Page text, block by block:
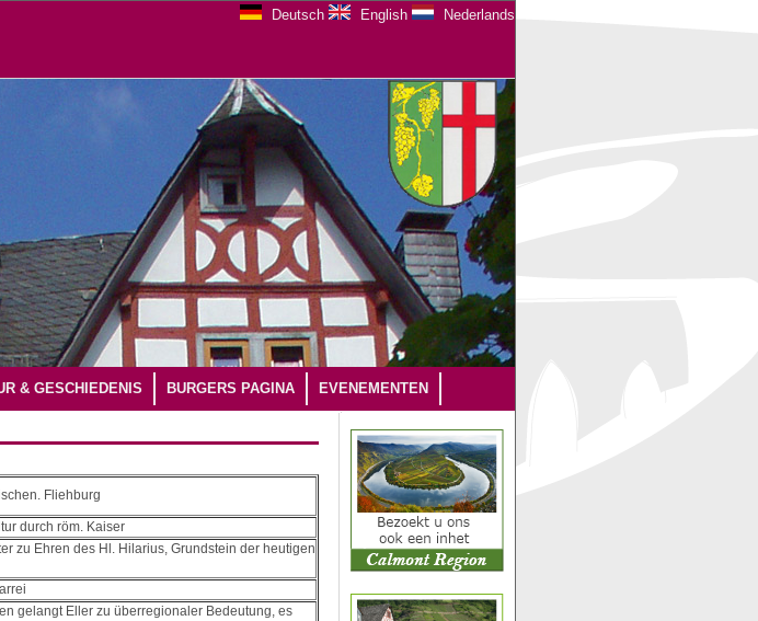
Deutsch English Nederlands
& GESCHIEDENIS BURGERS PAGINA EVENEMENTEN
Fliehburg
durch röm. Kaiser
zu Ehren des Hl. Hilarius, Grundstein der heutigen
gelangt Eller zu überregionaler Bedeutung, es